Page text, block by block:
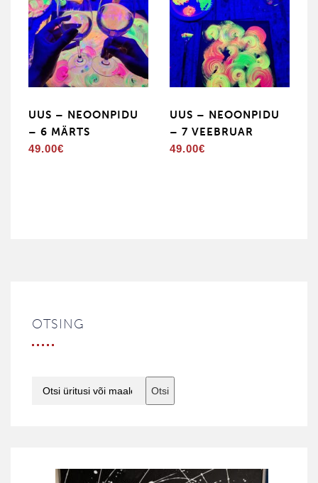
UUS – NEOONPIDU
– 6 MÄRTS
49.00€
UUS – NEOONPIDU
– 7 VEEBRUAR
49.00€
OTSING
Otsi